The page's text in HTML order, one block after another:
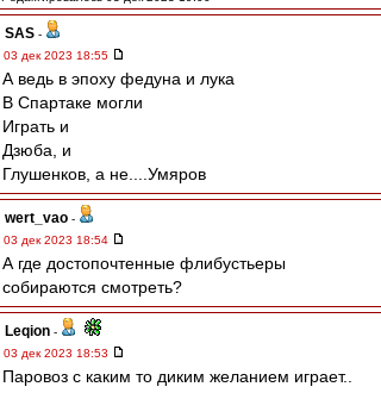
SAS -
03 дек 2023 18:55
А ведь в эпоху федуна и лука
В Спартаке могли
Играть и
Дзюба, и
Глушенков, а не....Умяров
wert_vao -
03 дек 2023 18:54
А где достопочтенные флибустьеры
собираются смотреть?
Leqion -
03 дек 2023 18:53
Паровоз с каким то диким желанием играет..